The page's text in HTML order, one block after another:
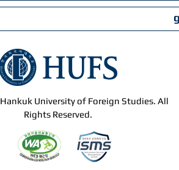
University of Foreign Studies. All
Rights Reserved.